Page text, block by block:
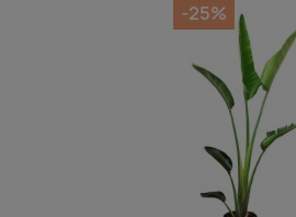
-25%